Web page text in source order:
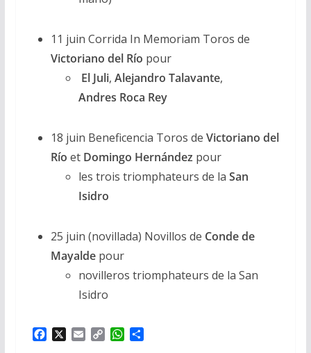
11 juin Corrida In Memoriam Toros de
Victoriano del Río pour
El Juli, Alejandro Talavante,
Andres Roca Rey
18 juin Beneficencia Toros de Victoriano del
Río et Domingo Hernández pour
les trois triomphateurs de la San
Isidro
25 juin (novillada) Novillos de Conde de
Mayaldepour
novilleros triomphateurs de la San
Isidro
W